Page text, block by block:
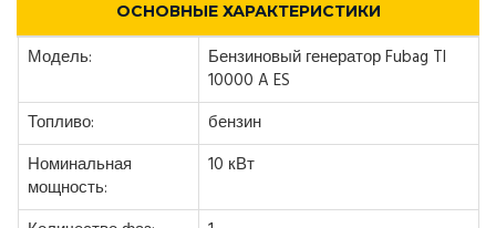
ОСНОВНЫЕ ХАРАКТЕРИСТИКИ
Модель:
Бензиновый генератор Fubag TI
10000 A ES
Топливо:
бензин
Номинальная
мощность:
10 кВт